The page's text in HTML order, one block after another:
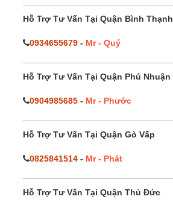
Hỗ Trợ Tư Vấn Tại Quận Bình Thạnh
0934655679 - Mr - Quý
Hỗ Trợ Tư Vấn Tại Quận Phú Nhuận
0904985685 - Mr - Phước
Hỗ Trợ Tư Vấn Tại Quận Gò Vấp
0825841514 - Mr - Phát
Hỗ Trợ Tư Vấn Tại Quận Thủ Đức